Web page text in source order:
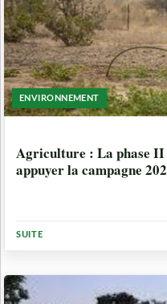
ENVIRONNEMENT
Agriculture : La phase II
appuyer la campagne
SUITE